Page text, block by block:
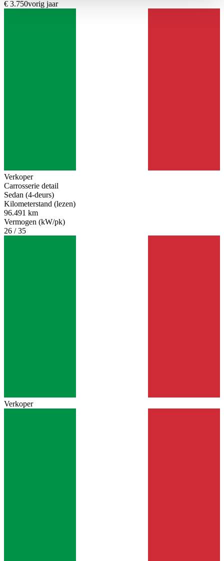
haben oder die sie im Rahmen Ihrer Nutzung der Dienste
€ 3.750vorig jaar
Verkoper
Carrosserie detail
Sedan (4-deurs)
Kilometerstand (lezen)
96.491 km
Vermogen (kW/pk)
26 / 35
Verkoper